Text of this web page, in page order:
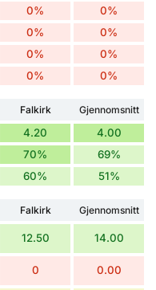
0% 0%
0% 0%
0% 0%
0% 0%
Falkirk
Gjennomsnitt
4.20 4.00
70% 69%
60% 51%
Falkirk
Gjennomsnitt
12.50 14.00
0 0.00